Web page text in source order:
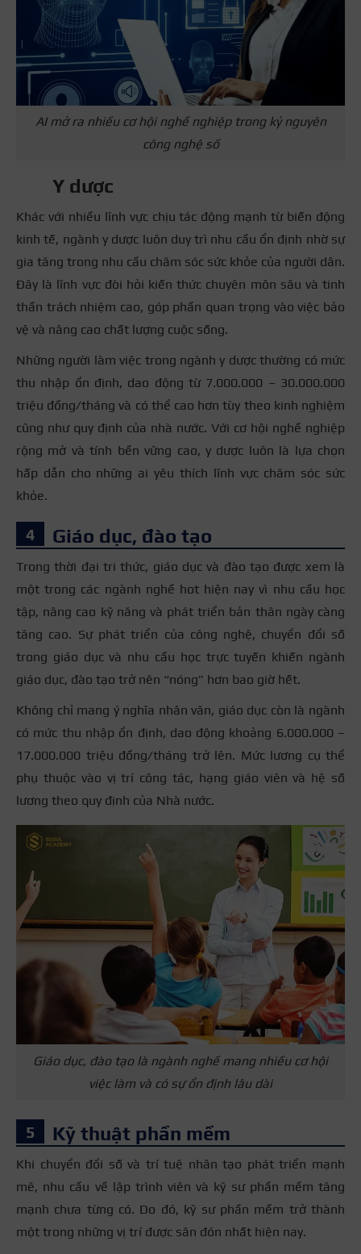
AI mở ra nhiều cơ hội nghề nghiệp trong kỷ nguyên
công nghệ số
Y dược
Khác với nhiều lĩnh vực chịu tác động mạnh từ biến động
kinh tế, ngành y dược luôn duy trì nhu cầu ổn định nhờ sự
gia tăng trong nhu cầu chăm sóc sức khỏe của người dân.
Đây là lĩnh vực đòi hỏi kiến thức chuyên môn sâu và tinh
thần trách nhiệm cao, góp phần quan trọng vào việc bảo
vệ và nâng cao chất lượng cuộc sống.
Những người làm việc trong ngành y dược thường có mức
thu nhập ổn định, dao động từ 7.000.000 – 30.000.000
triệu đồng/tháng và có thể cao hơn tùy theo kinh nghiệm
cũng như quy định của nhà nước. Với cơ hội nghề nghiệp
rộng mở và tính bền vững cao, y dược luôn là lựa chọn
hấp dẫn cho những ai yêu thích lĩnh vực chăm sóc sức
khỏe.
Giáo dục, đào tạo
Trong thời đại tri thức, giáo dục và đào tạo được xem là
một trong các ngành nghề hot hiện nay vì nhu cầu học
tập, nâng cao kỹ năng và phát triển bản thân ngày càng
tăng cao. Sự phát triển của công nghệ, chuyển đổi số
trong giáo dục và nhu cầu học trực tuyến khiến ngành
giáo dục, đào tạo trở nên “nóng” hơn bao giờ hết.
Không chỉ mang ý nghĩa nhân văn, giáo dục còn là ngành
có mức thu nhập ổn định, dao động khoảng 6.000.000 –
17.000.000 triệu đồng/tháng trở lên. Mức lương cụ thể
phụ thuộc vào vị trí công tác, hạng giáo viên và hệ số
lương theo quy định của Nhà nước.
Giáo dục, đào tạo là ngành nghề mang nhiều cơ hội
việc làm và có sự ổn định lâu dài
Kỹ thuật phần mềm
Khi chuyển đổi số và trí tuệ nhân tạo phát triển mạnh
mẽ, nhu cầu về lập trình viên và kỹ sư phần mềm tăng
mạnh chưa từng có. Do đó, kỹ sư phần mềm trở thành
một trong những vị trí được săn đón nhất hiện nay.